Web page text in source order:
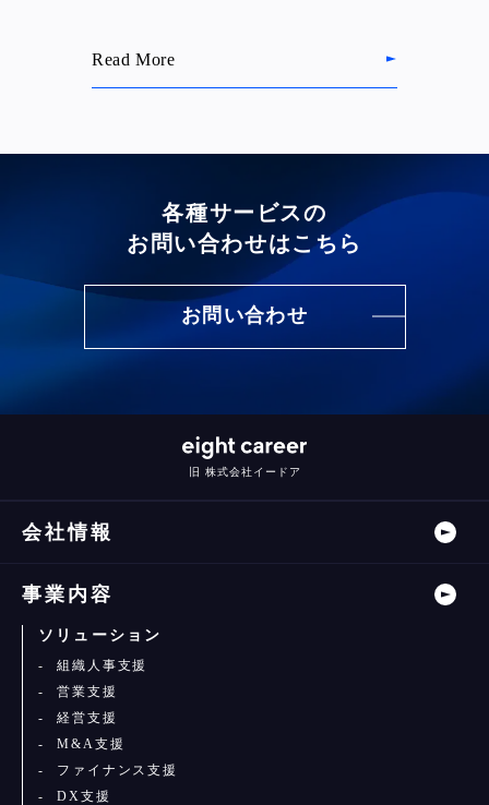
Read More
各種サービスの
お問い合わせはこちら
お問い合わせ
旧 株式会社イードア
会社情報
事業内容
ソリューション
組織人事支援
営業支援
経営支援
M&A支援
ファイナンス支援
DX支援